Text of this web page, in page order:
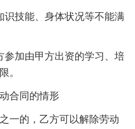
识技能、身体状况等不能满
参加由甲方出资的学习、培
。
合同的情形
一的，乙方可以解除劳动